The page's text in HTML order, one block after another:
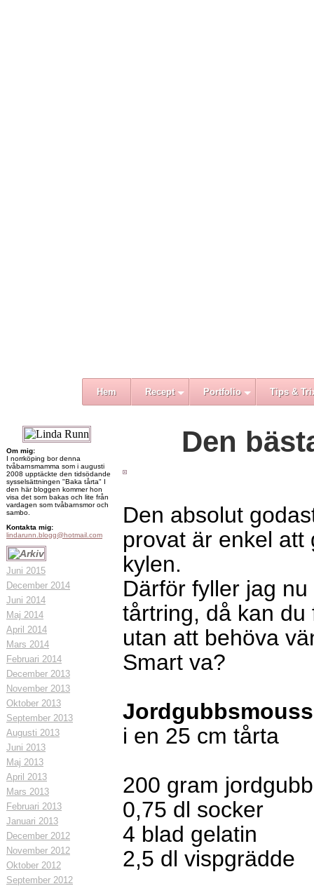
Hem Recept Portfolio Tips &
Om mig:
I norrköping bor denna
tvåbarnsmamma som i augusti
2008 upptäckte den tidsödande
sysselsättningen "Baka tårta" I
den här bloggen kommer hon
visa det som bakas och lite från
vardagen som tvåbarnsmor och
sambo.
Kontakta mig:
lindarunn.blogg@hotmail.com
Juni 2015
December 2014
Juni 2014
Maj 2014
April 2014
Mars 2014
Februari 2014
December 2013
November 2013
Oktober 2013
September 2013
Augusti 2013
Juni 2013
Maj 2013
April 2013
Mars 2013
Februari 2013
Januari 2013
December 2012
November 2012
Oktober 2012
September 2012
Den
Den absolut
provat är enkel att
kylen.
Därför fyller jag
tårtring, då kan
utan att behöva
Smart va?
i en 25 cm tårta
200 gram
0,75 dl socker
4 blad gelatin
2,5 dl vispgrädde